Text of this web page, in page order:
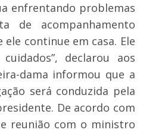
enfrentando problemas
de acompanhamento
ele continue em casa. Ele
declarou aos
dama informou que a
será conduzida pela
De acordo com
reunião com o ministro